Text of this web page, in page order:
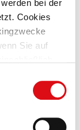
bei der
Cookies
Sie auf
—